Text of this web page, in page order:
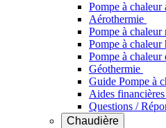
Pompe à chaleur
Aérothermie
Pompe à chaleur
Pompe à chaleur
Pompe à chaleur​
Géothermie
Guide Pompe à
Aides
Questions /
Chaudière